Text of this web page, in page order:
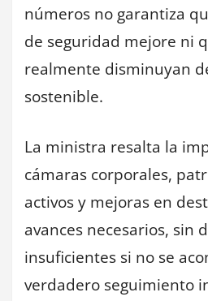
números no garantiza
de seguridad mejore ni
realmente disminuyan
sostenible.
La ministra resalta la
cámaras corporales,
activos y mejoras en
avances necesarios, sin
insuficientes si no se
verdadero seguimiento